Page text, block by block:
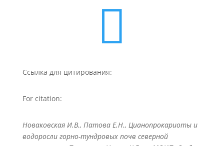

Ссылка для цитирования:
For citation:
Новаковская И.В., Патова Е.Н., Цианопрокариоты и
водоросли горно-тундровых почв северной